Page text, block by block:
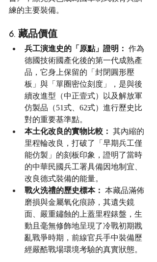
練的主要裝備。
6. 藏品價值
兵工演進史的「原點」證明： 作為
德國技術國產化後的第一代成熟產
品，它身上保留的「封閉圓形壓
板」與「單圈密位刻度」，是與後
續改進型（中正壹式）以及解放軍
仿製品（51式、62式）進行歷史比
對的重要基準點。
本土化改良的實物比較： 其內縮的
里程輪改良，打破了「早期兵工僅
能仿製」的刻板印象，證明了當時
的中華民國兵工署具備因地制宜、
改良德式裝備的能量。
戰火洗禮的歷史標本： 本藏品滿佈
磨損與金屬氧化痕跡，其遺失鏡
面、嚴重鏽蝕的上蓋里程錶盤，生
動且毫無修飾地呈現了冷戰初期戡
亂戰爭時期，前線官兵手中裝備歷
經嚴酷戰場環境考驗的真實狀態。